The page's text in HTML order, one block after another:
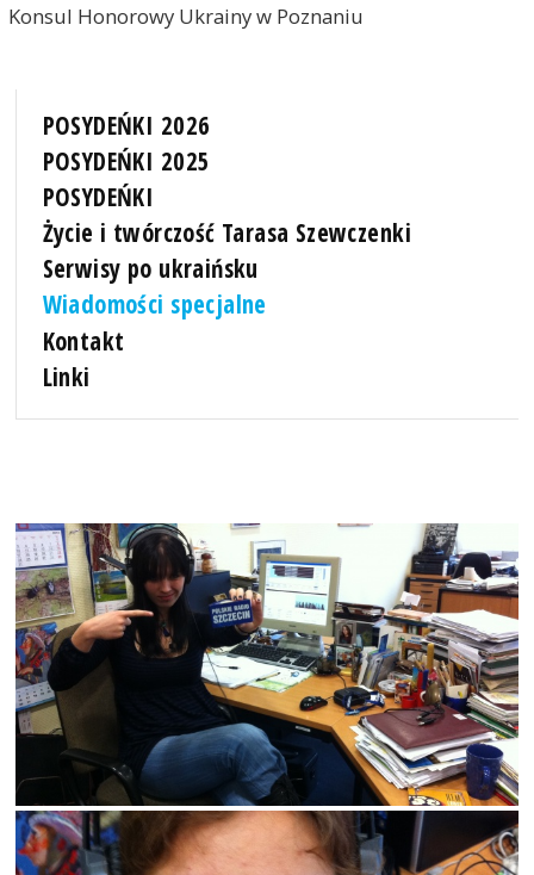
Konsul Honorowy Ukrainy w Poznaniu
POSYDEŃKI 2026
POSYDEŃKI 2025
POSYDEŃKI
Życie i twórczość Tarasa Szewczenki
Serwisy po ukraińsku
Wiadomości specjalne
Kontakt
Linki